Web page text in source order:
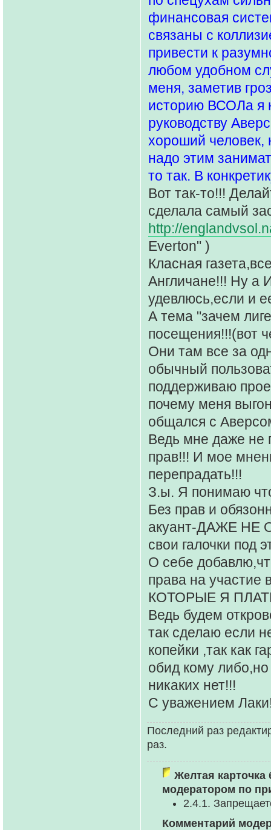
финансовая
связаны с
привести к
любом удобном
меня, заметив
историю ВСОЛа я
руководству
хороший человек,
надо этим
то так. В
Вот так-то!!!
сделала самый
http://
Everton" )
Класная
Англичане!!! Ну а
удевлюсь,если и
А тема "зачем
посещения!!!(вот
Они там все за
обычный
поддерживаю
почему меня
общался с
Ведь мне даже не
прав!!! И мое
перепрадать!!!
З.ы. Я понимаю
Без прав и
акуант-ДАЖЕ НЕ
свои галочки под
О себе
права на
КОТОРЫЕ Я
Ведь будем
так сделаю если
копейки ,так как
обид кому
никаких нет!!!
С уважением
Последний раз
раз.
Желтая карточка
модератором по
2.4.1.
Комментарий